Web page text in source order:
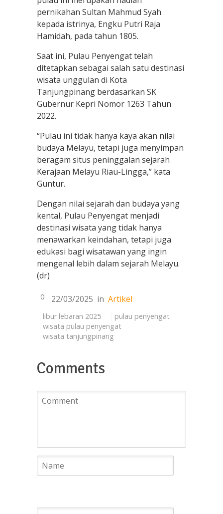
pernikahan Sultan Mahmud Syah
kepada istrinya, Engku Putri Raja
Hamidah, pada tahun 1805.
Saat ini, Pulau Penyengat telah
ditetapkan sebagai salah satu destinasi
wisata unggulan di Kota
Tanjungpinang berdasarkan SK
Gubernur Kepri Nomor 1263 Tahun
2022.
“Pulau ini tidak hanya kaya akan nilai
budaya Melayu, tetapi juga menyimpan
beragam situs peninggalan sejarah
Kerajaan Melayu Riau-Lingga,” kata
Guntur.
Dengan nilai sejarah dan budaya yang
kental, Pulau Penyengat menjadi
destinasi wisata yang tidak hanya
menawarkan keindahan, tetapi juga
edukasi bagi wisatawan yang ingin
mengenal lebih dalam sejarah Melayu.
(dr)
0 22/03/2025 in Artikel
libur lebaran 2025
pulau penyengat
wisata pulau penyengat
wisata tanjungpinang
Comments